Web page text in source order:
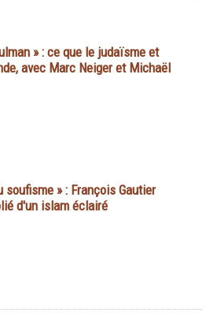
» : ce que le judaïsme et
avec Marc Neiger et Michaël
soufisme » : François Gautier
d'un islam éclairé